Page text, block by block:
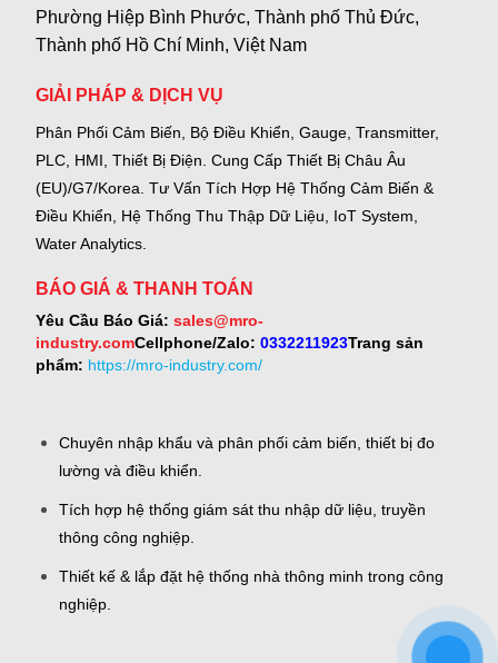
Phường Hiệp Bình Phước, Thành phố Thủ Đức,
Thành phố Hồ Chí Minh, Việt Nam
GIẢI PHÁP & DỊCH VỤ
Phân Phối Cảm Biến, Bộ Điều Khiển, Gauge, Transmitter,
PLC, HMI, Thiết Bị Điện. Cung Cấp Thiết Bị Châu Âu
(EU)/G7/Korea. Tư Vấn Tích Hợp Hệ Thống Cảm Biến &
Điều Khiển, Hệ Thống Thu Thập Dữ Liệu, IoT System,
Water Analytics.
BÁO GIÁ & THANH TOÁN
Yêu Cầu Báo Giá: sales@mro-
industry.comCellphone/Zalo: 0332211923Trang sản
phẩm: https://mro-industry.com/
Chuyên nhập khẩu và phân phối cảm biến, thiết bị đo
lường và điều khiển.
Tích hợp hệ thống giám sát thu nhập dữ liệu, truyền
thông công nghiệp.
Thiết kế & lắp đặt hệ thống nhà thông minh trong công
nghiệp.